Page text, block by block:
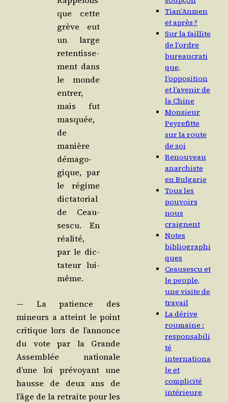
que cette
grève eut
un large
reten­tis­se­
ment dans
le monde
entrer,
mais fut
mas­quée,
de
manière
déma­go­
gique, par
le régime
dic­ta­to­rial
de Ceau­
ses­cu. En
réa­li­té,
par le dic­
ta­teur lui-
même.
— La patience des
mineurs a atteint le point
cri­tique lors de l’an­nonce
du vote par la Grande
Assem­blée natio­nale
d’une loi pré­voyant une
hausse de deux ans de
l’âge de la retraite pour les
Tian’Anmen
et après ?
Sur la faillite
de l’ordre
bureaucrati
que,
l’opposition
et l’avenir de
la Chine
Monsieur
Peyrefitte
sur la route
de soi
Renouveau
anarchiste
en Bulgarie
Tous les
pouvoirs
nous
craignent
Notes
bibliographi
ques
Ceausescu et
le peuple,
une visite de
travail
La dérive
roumaine :
responsabili
té
internationa
le et
complicité
intérieure